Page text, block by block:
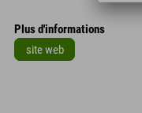
Plus d'informations
site web